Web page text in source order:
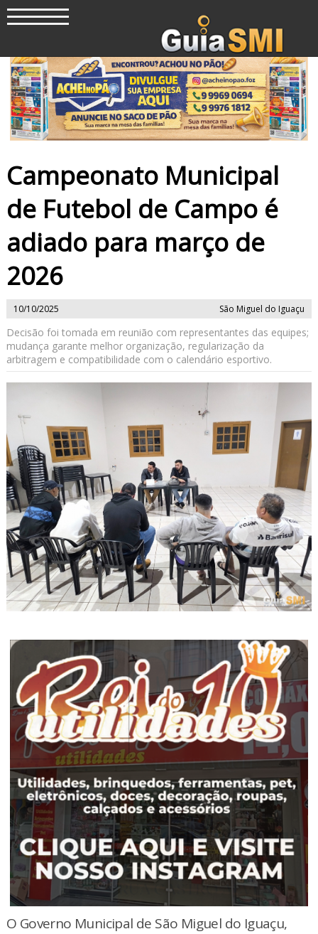
Campeonato Municipal
de Futebol de Campo é
adiado para março de
2026
10/10/2025 São Miguel do Iguaçu
Decisão foi tomada em reunião com representantes das equipes;
mudança garante melhor organização, regularização da
arbitragem e compatibilidade com o calendário esportivo.
O Governo Municipal de São Miguel do Iguaçu,